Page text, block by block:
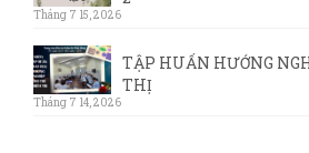
Tháng 7 15, 2026
TẬP HUẤN HƯỚNG
THỊ
Tháng 7 14, 2026